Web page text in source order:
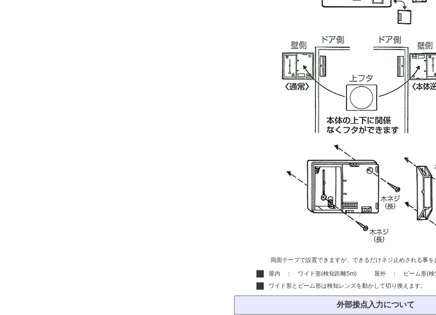
両面テープで設置できますが、できるだけネジ止めされる事
屋内 ： ワイド形(検知距離5m) 屋外 ： ビーム形(検
ワイド形とビーム形は検知レンズを動かして切り換えます。
外部接点入力について